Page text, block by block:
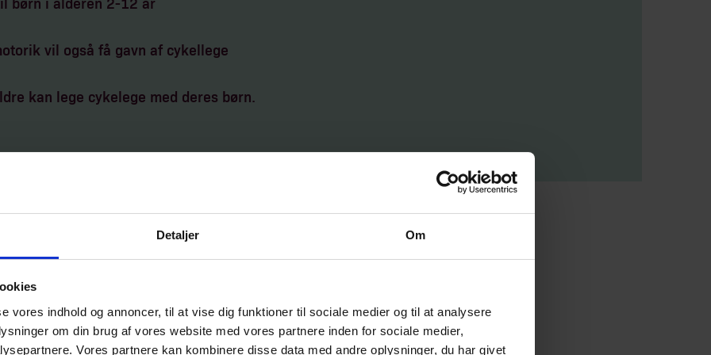
Detaljer Om
vores indhold og annoncer, til at vise dig funktioner til sociale medier og til at analysere
om din brug af vores website med vores partnere inden for sociale medier,
Vores partnere kan kombinere disse data med andre oplysninger, du har givet
børn i alderen 2-12 år
vil også få gavn af cykellege
kan lege cykelege med deres børn.
fødderne på pedalerne, er ikke klar til at blive
sig om, hvad der sker omkring det.
på cyklen, har man overskud til at holde øje
balance, afstands- og fartbedømmelse, rum- og